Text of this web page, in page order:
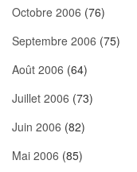
Octobre 2006 (76)
Septembre 2006 (75)
Août 2006 (64)
Juillet 2006 (73)
Juin 2006 (82)
Mai 2006 (85)